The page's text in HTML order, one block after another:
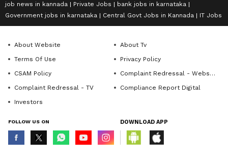
job news in kannada Private Jobs
bank jobs in karnataka
Government jobs in karnataka
Central Govt Jobs in Kannada IT Jobs
About Website
About Tv
Terms Of Use
Privacy Policy
CSAM Policy
Complaint Redressal - Website
Complaint Redressal - TV
Compliance Report Digital
Investors
FOLLOW US ON DOWNLOAD APP